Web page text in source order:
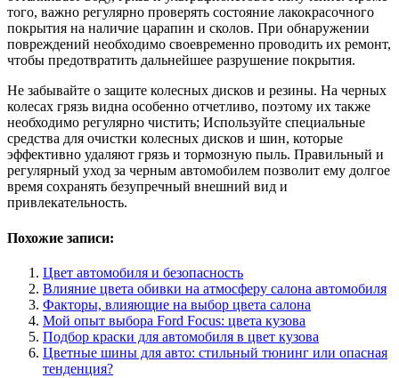
того, важно регулярно проверять состояние лакокрасочного
покрытия на наличие царапин и сколов. При обнаружении
повреждений необходимо своевременно проводить их ремонт,
чтобы предотвратить дальнейшее разрушение покрытия.
Не забывайте о защите колесных дисков и резины. На черных
колесах грязь видна особенно отчетливо, поэтому их также
необходимо регулярно чистить; Используйте специальные
средства для очистки колесных дисков и шин, которые
эффективно удаляют грязь и тормозную пыль. Правильный и
регулярный уход за черным автомобилем позволит ему долгое
время сохранять безупречный внешний вид и
привлекательность.
Похожие записи:
Цвет автомобиля и безопасность
Влияние цвета обивки на атмосферу салона автомобиля
Факторы, влияющие на выбор цвета салона
Мой опыт выбора Ford Focus: цвета кузова
Подбор краски для автомобиля в цвет кузова
Цветные шины для авто: стильный тюнинг или опасная
тенденция?